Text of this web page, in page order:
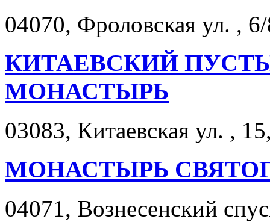
04070, Фроловская ул. ,
КИТАЕВСКИЙ
МОНАСТЫРЬ
03083, Китаевская ул. ,
МОНАСТЫРЬ
04071, Вознесенский